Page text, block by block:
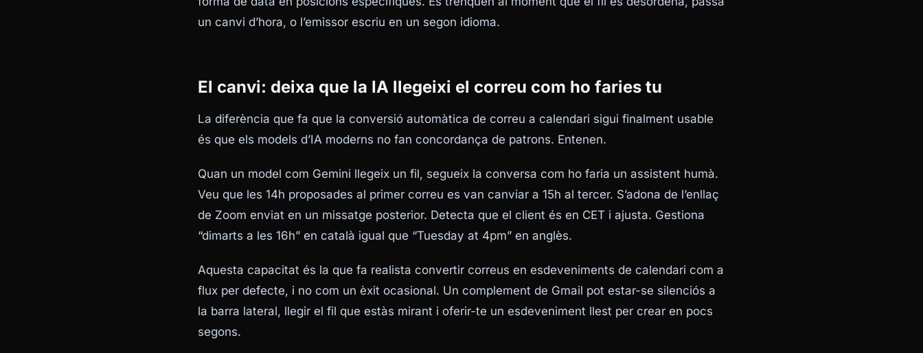
un canvi d’hora, o l’emissor escriu en un segon idioma.
El canvi: deixa que la IA llegeixi el correu com ho faries tu
La diferència que fa que la conversió automàtica de correu a calendari sigui finalment usable
és que els models d’IA moderns no fan concordança de patrons. Entenen.
Quan un model com Gemini llegeix un fil, segueix la conversa com ho faria un assistent humà.
Veu que les 14h proposades al primer correu es van canviar a 15h al tercer. S’adona de l’enllaç
de Zoom enviat en un missatge posterior. Detecta que el client és en CET i ajusta. Gestiona
“dimarts a les 16h” en català igual que “Tuesday at 4pm” en anglès.
Aquesta capacitat és la que fa realista convertir correus en esdeveniments de calendari com a
flux per defecte, i no com un èxit ocasional. Un complement de Gmail pot estar-se silenciós a
la barra lateral, llegir el fil que estàs mirant i oferir-te un esdeveniment llest per crear en pocs
segons.